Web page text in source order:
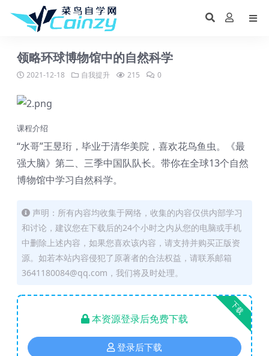
领略环球博物馆中的自然科学
2021-12-18 自我提升 215 0
课程介绍
“水哥”王昱珩，毕业于清华美院，喜欢花鸟鱼虫。《最
强大脑》第二、三季中国队队长。带你在全球13个自然
博物馆中学习自然科学。
声明：所有内容均收集于网络，收集的内容仅供内部学习
和讨论，建议您在下载后的24个小时之内从您的电脑或手机
中删除上述内容，如果您喜欢该内容，请支持并购买正版资
源。如若本站内容侵犯了原著者的合法权益，请联系邮箱
3641180084@qq.com，我们将及时处理。
下载
本资源登录后免费下载
登录后下载